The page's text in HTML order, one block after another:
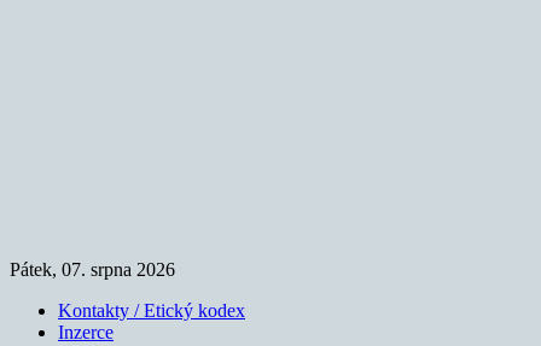
Pátek, 07. srpna 2026
Kontakty / Etický kodex
Inzerce